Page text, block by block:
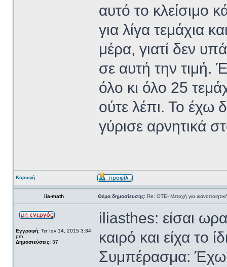
αυτό το κλείσιμο
για λίγα τεμάχια
μέρα, γιατί δεν
σε αυτή την τιμή.
όλο κι όλο 25
ούτε λέπι. Το έχω
γύρισε αρνητικά
Κορυφή
iia-math Θέμα δημοσίευσης: Re: ΟΤΕ- Μετοχή για
Εγγραφή: Τετ Ιαν 14, 2015 3:34
pm
Δημοσιεύσεις: 37
iliasthes: είσαι
καιρό και είχα το
Συμπέρασμα: Έχω